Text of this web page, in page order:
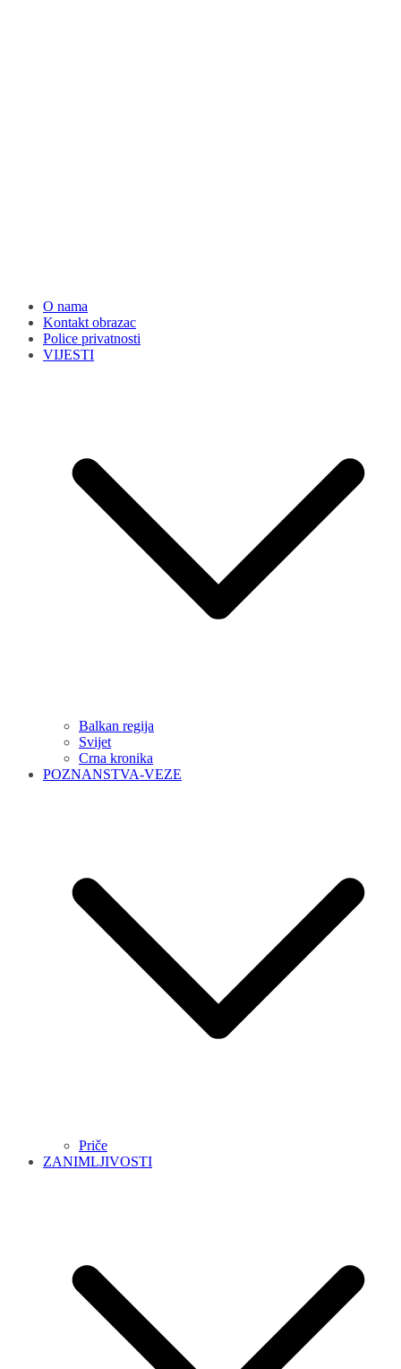
O nama
Kontakt obrazac
Police privatnosti
VIJESTI
Balkan regija
Svijet
Crna kronika
POZNANSTVA-VEZE
Priče
ZANIMLJIVOSTI